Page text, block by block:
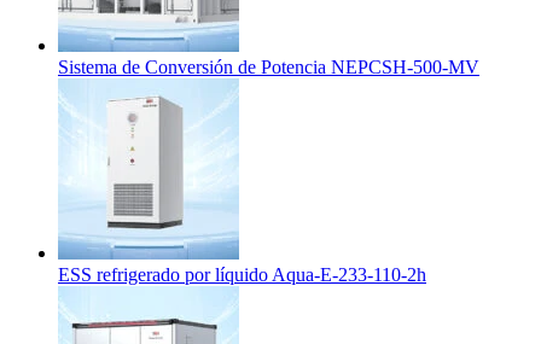
Sistema de Conversión de Potencia NEPCSH-500-MV
ESS refrigerado por líquido Aqua-E-233-110-2h